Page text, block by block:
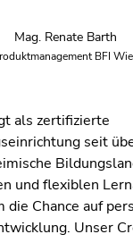
Mag. Renate Barth
BFI
als zertifizierte
seit
und flexiblen
Chance auf
Unser